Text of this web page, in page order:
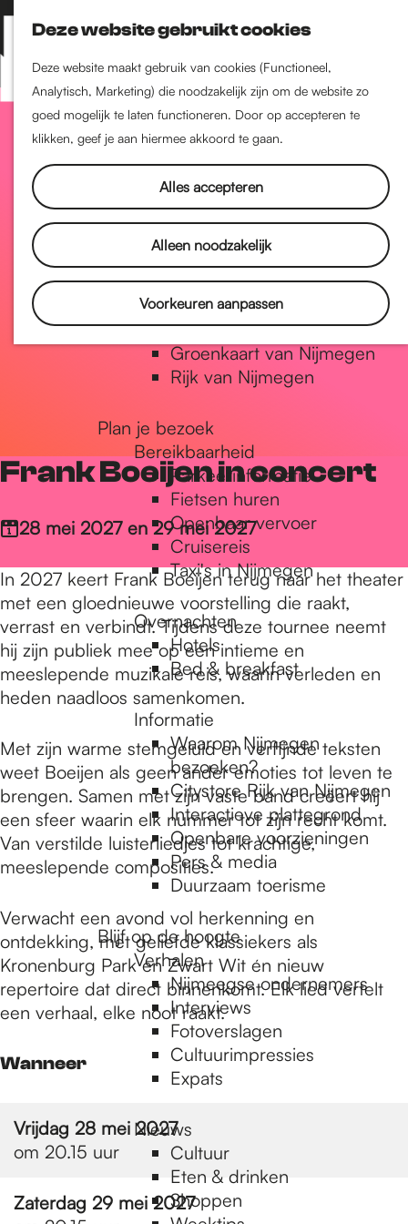
Deze website gebruikt cookies
Deze website maakt gebruik van cookies (Functioneel,
Analytisch, Marketing) die noodzakelijk zijn om de website zo
goed mogelijk te laten functioneren. Door op accepteren te
klikken, geef je aan hiermee akkoord te gaan.
Alles accepteren
Alleen noodzakelijk
Voorkeuren aanpassen
Z
o
e
k
e
K
a
a
r
t
M
e
n
Nijmegen-Nieuw-West
Nijmegen-Oud-West
Dukenburg
Lindenholt
Historie
De oudste stad van
Nederland
Historische tijdlijn
Romeinse Limes
Vrede van Nijmegen Penning
Natuur in Nijmegen
Groenkaart van Nijmegen
Rijk van Nijmegen
Plan je bezoek
Bereikbaarheid
Parkeerinformatie
Fietsen huren
Openbaar vervoer
Cruisereis
Taxi's in Nijmegen
Overnachten
Hotels
Bed & breakfast
Informatie
Waarom Nijmegen
bezoeken?
Citystore Rijk van Nijmegen
Interactieve plattegrond
Openbare voorzieningen
Pers & media
Duurzaam toerisme
Blijf op de hoogte
Verhalen
Nijmeegse ondernemers
Interviews
Fotoverslagen
Cultuurimpressies
Expats
Nieuws
Cultuur
Eten & drinken
Shoppen
Frank Boeijen in concert
28 mei 2027 en 29 mei 2027
In 2027 keert Frank Boeijen terug naar het theater
met een gloednieuwe voorstelling die raakt,
verrast en verbindt. Tijdens deze tournee neemt
hij zijn publiek mee op een intieme en
meeslepende muzikale reis, waarin verleden en
heden naadloos samenkomen.
Met zijn warme stemgeluid en verfijnde teksten
weet Boeijen als geen ander emoties tot leven te
brengen. Samen met zijn vaste band creëert hij
een sfeer waarin elk nummer tot zijn recht komt.
Van verstilde luisterliedjes tot krachtige,
meeslepende composities.
Verwacht een avond vol herkenning en
ontdekking, met geliefde klassiekers als
Kronenburg Park en Zwart Wit én nieuw
repertoire dat direct binnenkomt. Elk lied vertelt
een verhaal, elke noot raakt.
Wanneer
Vrijdag 28 mei 2027
om 20.15 uur
Zaterdag 29 mei 2027